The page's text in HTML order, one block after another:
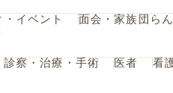
・イベント 面会・家族団らん
診察・治療・手術 医者 看